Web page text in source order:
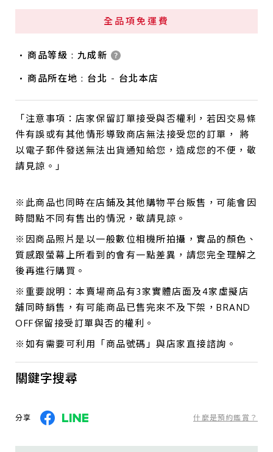
全品項免運費
商品等級 : 九成新
商品所在地 : 台北 - 台北本店
「注意事項：店家保留訂單接受與否權利，若因交易條
件有誤或有其他情形導致商店無法接受您的訂單， 將
以電子郵件發送無法出貨通知給您，造成您的不便，敬
請見諒。」
※此商品也同時在店鋪及其他購物平台販售，可能會因
時間點不同有售出的情況，敬請見諒。
※因商品照片是以一般數位相機所拍攝，實品的顏色、
質感跟螢幕上所看到的會有一點差異，請您完全理解之
後再進行購買。
※重要說明：本賣場商品有3家實體店面及4家虛擬店
舖同時銷售，有可能商品已售完來不及下架，BRAND
OFF保留接受訂單與否的權利。
※如有需要可利用「商品號碼」與店家直接諮詢。
關鍵字搜尋
分享 什麼是預約鑑賞？